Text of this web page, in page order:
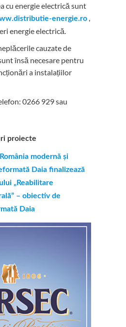
cu energie electrică sunt
energie.ro ,
energie electrică.
cauzate de
însă necesare pentru
a instalațiilor
efon: 0266 929 sau
proiecte
modernă și
Daia finalizează
„Reabilitare
– obiectiv de
Daia